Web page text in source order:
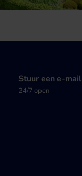
Stuur een e-mail
24/7 open